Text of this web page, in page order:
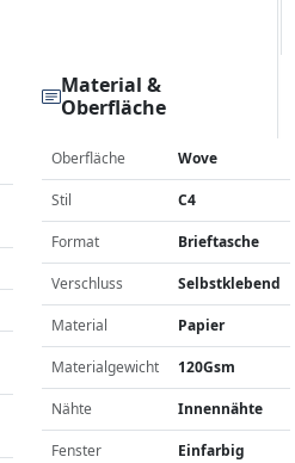
Material &
Oberfläche
Oberfläche Wove
Stil C4
Format Brieftasche
Verschluss Selbstklebend
Material Papier
Materialgewicht 120Gsm
Nähte Innennähte
Fenster Einfarbig